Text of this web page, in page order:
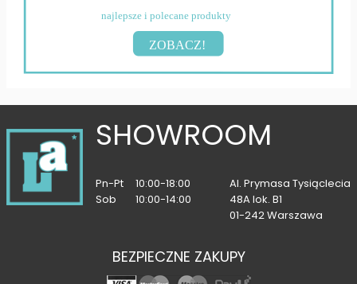
najlepsze i polecane produkty
ZOBACZ!
SHOWROOM
Pn-Pt
10:00-18:00
Sob
10:00-14:00
Al. Prymasa Tysiąclecia
48A lok. B1
01-242 Warszawa
BEZPIECZNE ZAKUPY